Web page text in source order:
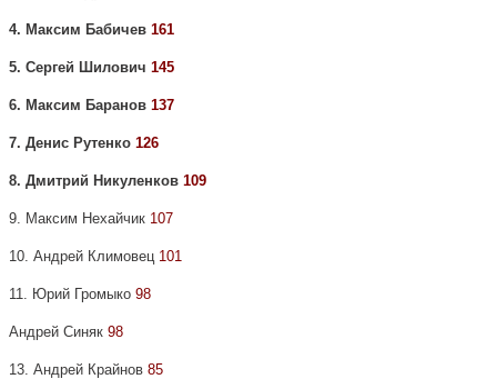
4. Максим Бабичев 161
5. Сергей Шилович 145
6. Максим Баранов 137
7. Денис Рутенко 126
8. Дмитрий Никуленков 109
9. Максим Нехайчик 107
10. Андрей Климовец 101
11. Юрий Громыко 98
Андрей Синяк 98
13. Андрей Крайнов 85